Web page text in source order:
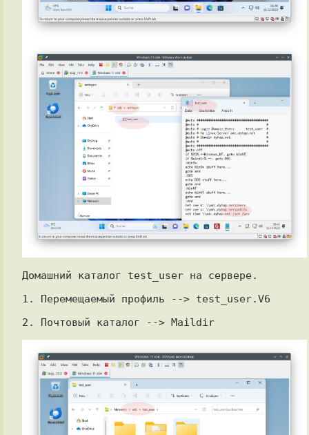
Домашний каталог test_user на сервере.
1. Перемещаемый профиль --> test_user.V6
2. Почтовый каталог --> Maildir